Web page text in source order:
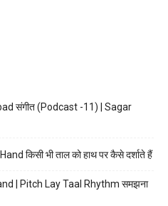
संगीत (Podcast -11) | Sagar
किसी भी ताल को हाथ पर कैसे दर्शाते हैं
| Pitch Lay Taal Rhythm समझना